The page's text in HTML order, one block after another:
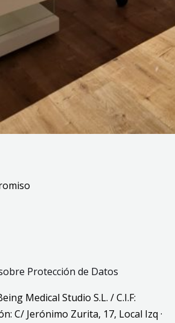
Protección de Datos
Medical Studio S.L. / C.I.F:
C/ Jerónimo Zurita, 17, Local Izq ·